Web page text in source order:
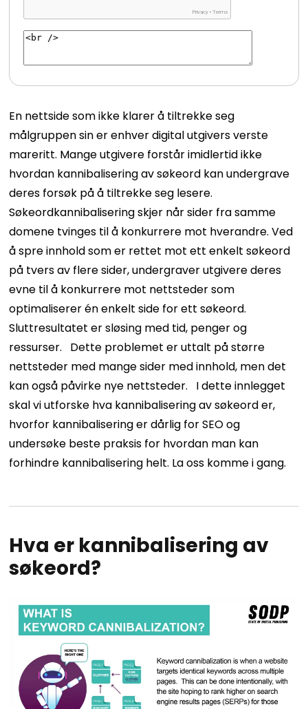
En nettside som ikke klarer å tiltrekke seg
målgruppen sin er enhver digital utgivers verste
mareritt. Mange utgivere forstår imidlertid ikke
hvordan kannibalisering av søkeord kan undergrave
deres forsøk på å tiltrekke seg lesere.
Søkeordkannibalisering skjer når sider fra samme
domene tvinges til å konkurrere mot hverandre. Ved
å spre innhold som er rettet mot ett enkelt søkeord
på tvers av flere sider, undergraver utgivere deres
evne til å konkurrere mot nettsteder som
optimaliserer én enkelt side for ett søkeord.
Sluttresultatet er sløsing med tid, penger og
ressurser.
Dette problemet er uttalt på større
nettsteder med mange sider med innhold, men det
kan også påvirke nye nettsteder.
I dette innlegget
skal vi utforske hva kannibalisering av søkeord er,
hvorfor kannibalisering er dårlig for SEO og
undersøke beste praksis for hvordan man kan
forhindre kannibalisering helt. La oss komme i gang.
Hva er kannibalisering av
søkeord?